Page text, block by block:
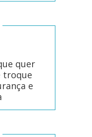
quer
troque
e